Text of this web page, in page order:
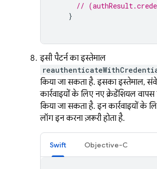
//
}
इसी पैटर्न का इस्तेमाल
किया जा सकता है. इसका इस्तेमाल,
कार्रवाइयों के लिए नए क्रेडेंशियल
किया जा सकता है. इन कार्रवाइयों के
लॉग इन करना ज़रूरी होता है.
Swift Objective-C